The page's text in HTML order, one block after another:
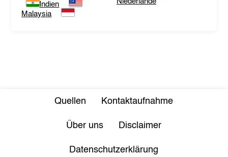
Indien
Malaysia
Quellen Kontaktaufnahme
Über uns Disclaimer
Datenschutzerklärung